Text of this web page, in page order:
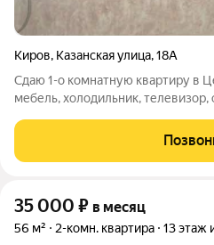
Киров, Казанская улица,18А
Сдаю 1-о комнатную квартиру в
мебель, холодильник,
35 000 ₽ в месяц
56 м² 2-комн. квартира 13 этаж